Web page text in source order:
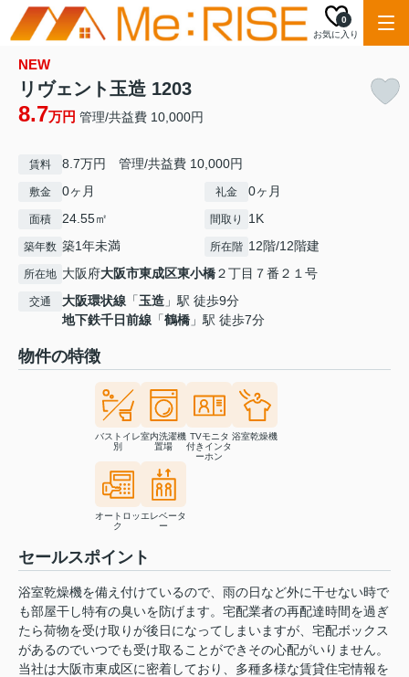
お気に入り
0
NEW
リヴェント玉造 1203
8.7万円 管理/共益費 10,000円
賃料 8.7万円 管理/共益費 10,000円
敷金 0ヶ月 礼金 0ヶ月
面積 24.55㎡ 間取り 1K
築年数 築1年未満 所在階 12階/12階建
所在地 大阪府大阪市東成区東小橋２丁目７番２１号
交通 大阪環状線 「玉造 」駅 徒歩9分
地下鉄千日前線 「鶴橋 」駅 徒歩7分
物件の特徴
バストイレ
別
室内洗濯機
置場
TVモニタ
付きインタ
ーホン
浴室乾燥機
オートロッ
ク
エレベータ
ー
セールスポイント
浴室乾燥機を備え付けているので、雨の日など外に干せない時で
も部屋干し特有の臭いを防げます。宅配業者の再配達時間を過ぎ
たら荷物を受け取りが後日になってしまいますが、宅配ボックス
があるのでいつでも受け取ることができその心配がいりません。
当社は大阪市東成区に密着しており、多種多様な賃貸住宅情報を